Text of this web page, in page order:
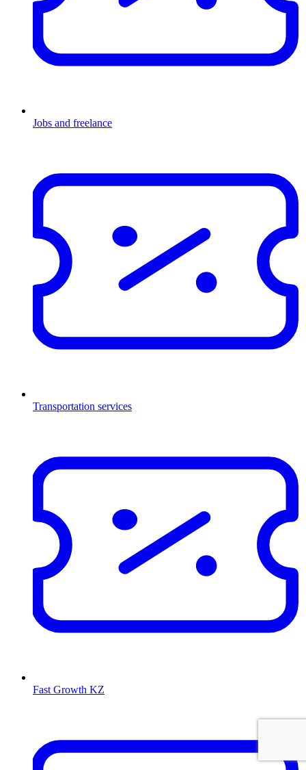
Jobs and freelance
Transportation services
Fast Growth KZ